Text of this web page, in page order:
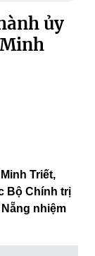
ủy
Triết,
Bộ Chính trị
nhiệm